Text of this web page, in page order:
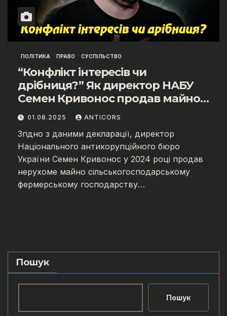
ПОЛІТИКА ПРАВО СУСПІЛЬСТВО
“Конфлікт інтересів чи
дрібниця?” Як директор НАБУ
Семен Кривонос продав майно
фірмі, де працює його дружина
01.08.2025 ANTICORS
Згідно з даними декларації, директор
Національного антикорупційного бюро
України Семен Кривонос у 2024 році продав
нерухоме майно сільськогосподарському
фермерському господарству…
Пошук
Пошук